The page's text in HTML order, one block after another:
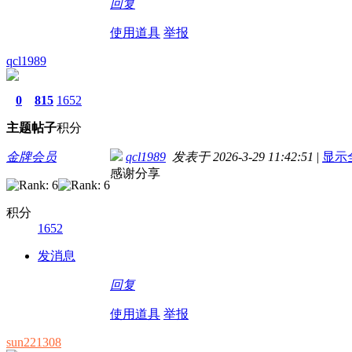
回复
使用道具 举报
qcl1989
0
主题
815
帖子
1652
积分
金牌会员
积分
1652
发消息
qcl1989 发表于 2026-3-29 11:42:51 | 显示
感谢分享
回复
使用道具 举报
sun221308